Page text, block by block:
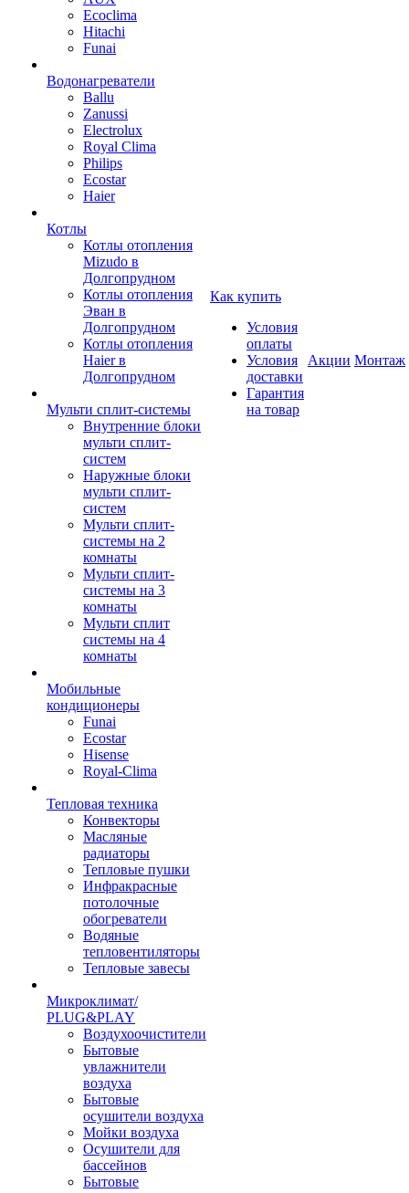
Ecoclima
Hitachi
Funai
Водонагреватели
Ballu
Zanussi
Electrolux
Royal Clima
Philips
Ecostar
Haier
Котлы
Котлы отопления
Mizudo в
Долгопрудном
Котлы отопления
Эван в
Долгопрудном
Котлы отопления
Haier в
Долгопрудном
Мульти сплит-системы
Внутренние блоки
мульти сплит-
систем
Наружные блоки
мульти сплит-
систем
Мульти сплит-
системы на 2
комнаты
Мульти сплит-
системы на 3
комнаты
Мульти сплит
системы на 4
комнаты
Мобильные
кондиционеры
Funai
Ecostar
Hisense
Royal-Clima
Тепловая техника
Конвекторы
Масляные
радиаторы
Тепловые пушки
Инфракрасные
потолочные
обогреватели
Водяные
тепловентиляторы
Тепловые завесы
Микроклимат/
PLUG&PLAY
Воздухоочистители
Бытовые
увлажнители
воздуха
Бытовые
осушители воздуха
Мойки воздуха
Осушители для
бассейнов
Бытовые
Как купить
Условия
оплаты
Условия
доставки
Гарантия
на товар
Акции Монтаж